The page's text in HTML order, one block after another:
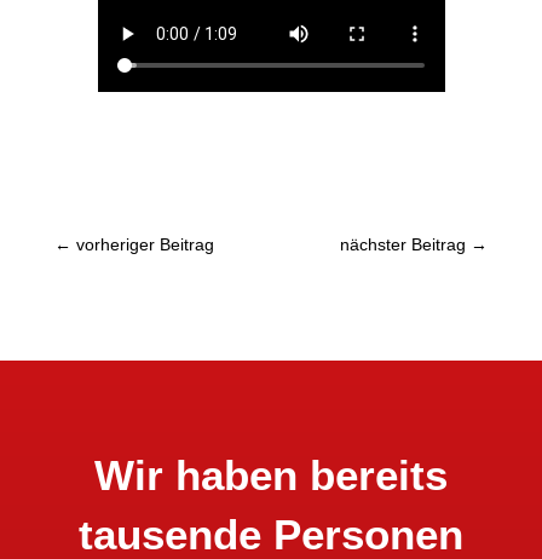
← vorheriger Beitrag nächster Beitrag →
Wir haben bereits
tausende Personen